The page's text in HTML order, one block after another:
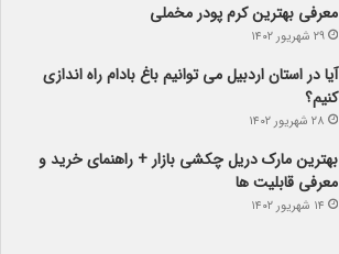
معرفی بهترین کرم پودر مخملی
۲۹ شهریور ۱۴۰۲
آیا در استان اردبیل می توانیم باغ بادام راه اندازی
کنیم؟
۲۸ شهریور ۱۴۰۲
بهترین مارک دریل چکشی بازار + راهنمای خرید و
معرفی قابلیت ها
۱۴ شهریور ۱۴۰۲